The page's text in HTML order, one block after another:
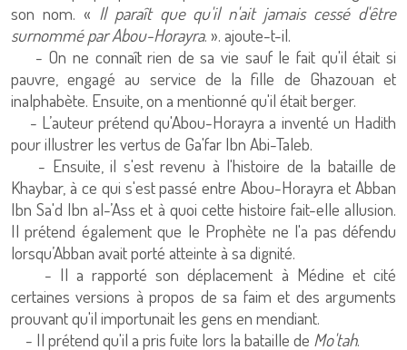
son nom. « Il paraît que qu'il n'ait jamais cessé d'être
surnommé par Abou-Horayra. ». ajoute-t-il.
- On ne connaît rien de sa vie sauf le fait qu'il était si
pauvre, engagé au service de la fille de Ghazouan et
inalphabète. Ensuite, on a mentionné qu'il était berger.
- L’auteur prétend qu'Abou-Horayra a inventé un Hadith
pour illustrer les vertus de Ga'far Ibn Abi-Taleb.
- Ensuite, il s'est revenu à l'histoire de la bataille de
Khaybar, à ce qui s'est passé entre Abou-Horayra et Abban
Ibn Sa'd Ibn al-’Ass et à quoi cette histoire fait-elle allusion.
Il prétend également que le Prophète ne l'a pas défendu
lorsqu’Abban avait porté atteinte à sa dignité.
- Il a rapporté son déplacement à Médine et cité
certaines versions à propos de sa faim et des arguments
prouvant qu'il importunait les gens en mendiant.
- Il prétend qu'il a pris fuite lors la bataille de Mo'tah.